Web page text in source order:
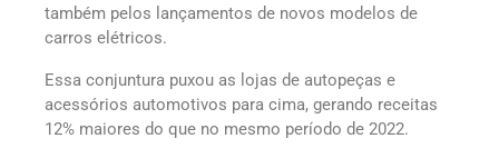
também pelos lançamentos de novos modelos de
carros elétricos.
Essa conjuntura puxou as lojas de autopeças e
acessórios automotivos para cima, gerando receitas
12% maiores do que no mesmo período de 2022.